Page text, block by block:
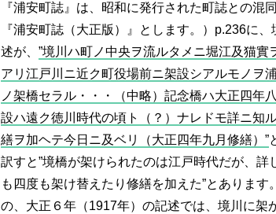
『浦安町誌』は、昭和に発行された町誌との混
『浦安町誌（大正版）』とします。）p.236に
述が、
境川ハ町ノ中央ヲ流ルタメニ堀江及猫實
アリ江戸川ニ近ク町役場前ニ架設シアルモノヲ
ノ架橋セラル・・・（中略）記念橋ハ大正四
設ハ遠ク徳川時代の頃ト（？）ナレドモ詳ニ知
繕ヲ加ヘテ今日ニ及ベリ（大正四年九月修繕）
訳すと”境橋が架けられたのは江戸時代だが、
も四度も架け替えたり修繕を加えた”とありま
の、大正６年（1917年）の記述では、境川に架